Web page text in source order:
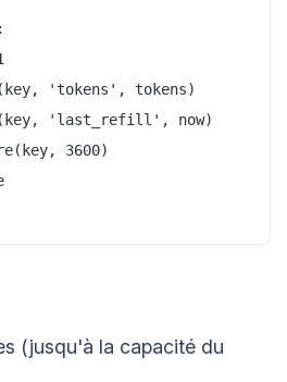
'tokens', tokens)
'last_refill', now)
3600)
(jusqu'à la capacité du